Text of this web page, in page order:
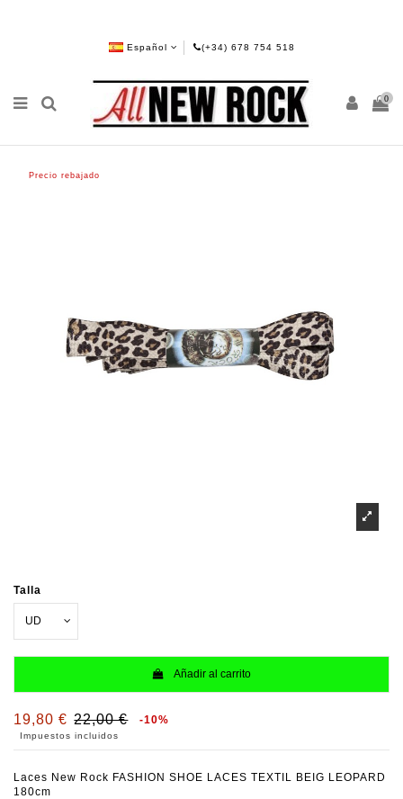
Español (+34) 678 754 518
0
Precio rebajado
Talla
Añadir al carrito
19,80 € 22,00 € -10%
Impuestos incluidos
Laces New Rock FASHION SHOE LACES TEXTIL BEIG LEOPARD
180cm